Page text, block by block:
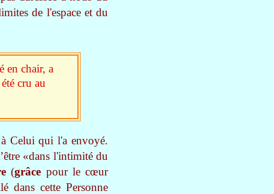
de l'espace et du
Celui qui l'a envoyé.
«dans l'intimité du
(grâce pour le cœur
dans cette Personne
en chair, a
cru au